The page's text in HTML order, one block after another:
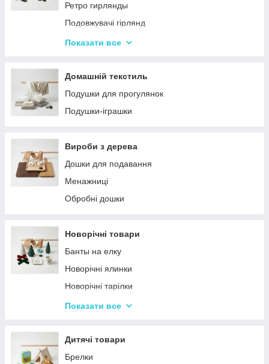
Ретро гирлянды
Подовжувачі гірлянд
Хатні гірлянди
Показати все
Домашній текстиль
Подушки для прогулянок
Подушки-іграшки
Вироби з дерева
Дошки для подавання
Менажниці
Обробні дошки
Новорічні товари
Банты на елку
Новорічні ялинки
Новорічні тарілки
Новорічні фігурки та статуетки
Столовий посуд
Хвойні гірлянди
Показати все
Дитячі товари
Брелки